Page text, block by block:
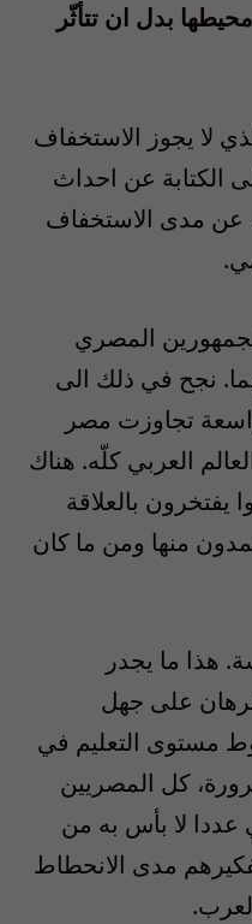
بدل ان تتأثّر
لا يجوز الاستخفاف
الكتابة عن احداث
عن مدى الاستخفاف
المصري
نجح في ذلك الى
تجاوزت مصر
العربي كلّه. هناك
يفتخرون بالعلاقة
منها ومن ما كان
هذا ما يجدر
على جهل
مستوى التعليم في
كل المصريين
عددا لا بأس به من
مدى الانحطاط